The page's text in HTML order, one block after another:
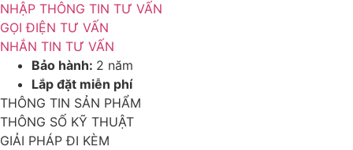
NHẬP THÔNG TIN TƯ VẤN
GỌI ĐIỆN TƯ VẤN
NHẮN TIN TƯ VẤN
Bảo hành: 2 năm
Lắp đặt miễn phí
THÔNG TIN SẢN PHẨM
THÔNG SỐ KỸ THUẬT
GIẢI PHÁP ĐI KÈM